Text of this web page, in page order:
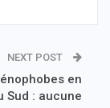
NEXT POST
en
Sud : aucune